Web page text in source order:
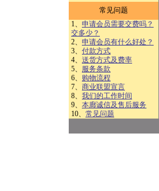
常见问题
1、 申请会员需要交费吗？
交多少？
2、 申请会员有什么好处？
3、 付款方式
4、 送货方式及费率
5、 服务条款
6、 购物流程
7、 商业联盟宣言
8、 我们的工作时间
9、 本廊诚信及售后服务
10、 常见问题